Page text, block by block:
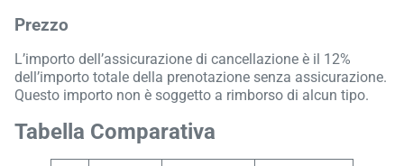
Prezzo
L’importo dell’assicurazione di cancellazione è il 12%
dell’importo totale della prenotazione senza assicurazione.
Questo importo non è soggetto a rimborso di alcun tipo.
Tabella Comparativa